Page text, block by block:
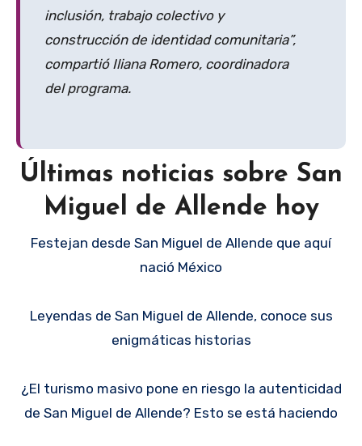
inclusión, trabajo colectivo y
construcción de identidad comunitaria”,
compartió Iliana Romero, coordinadora
del programa.
Últimas noticias sobre San
Miguel de Allende hoy
Festejan desde San Miguel de Allende que aquí
nació México
Leyendas de San Miguel de Allende, conoce sus
enigmáticas historias
¿El turismo masivo pone en riesgo la autenticidad
de San Miguel de Allende? Esto se está haciendo